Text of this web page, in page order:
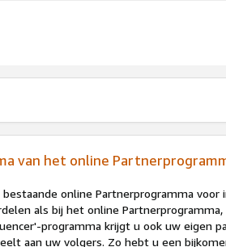
van het online
online Partnerprogramma voor
als bij het online
programma krijgt u ook uw eigen
aan uw volgers. Zo hebt u een